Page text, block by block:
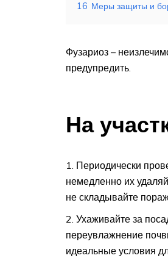
16 Меры защиты и
Фузариоз –
предупредить.
На
Периодически
немедленно их
не складывайте
Ухаживайте за
переувлажнение
идеальные условия